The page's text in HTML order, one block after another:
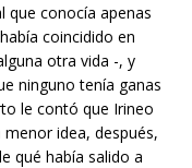
que conocía apenas
coincidido en
otra vida -, y
ninguno tenía ganas
le contó que Irineo
menor idea, después,
qué había salido a